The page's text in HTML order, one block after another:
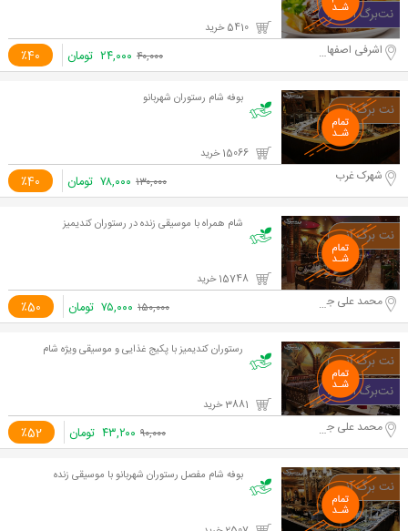
٪40 اشرفی اصفهانی ۴۰,۰۰۰ ۲۴,۰۰۰ تومان
بوفه شام رستوران شهربانو
٪40 شهرک غرب ۱۳۰,۰۰۰ ۷۸,۰۰۰ تومان
شام همراه با موسیقی زنده در رستوران کندیمیز
٪50 محمد علی جناح ۱۵۰,۰۰۰ ۷۵,۰۰۰ تومان
رستوران کندیمیز با پکیج غذایی و موسیقی ویژه شام
٪52 محمد علی جناح ۹۰,۰۰۰ ۴۳,۲۰۰ تومان
بوفه شام مفصل رستوران شهربانو با موسیقی زنده